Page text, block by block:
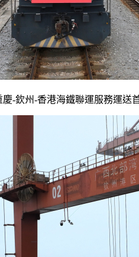
-欽州-香港海鐵聯運服務運送